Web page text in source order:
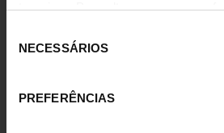
terceiros. Para alterar as suas
necessários, bastam clicar em
NECESSÁRIOS
PREFERÊNCIAS